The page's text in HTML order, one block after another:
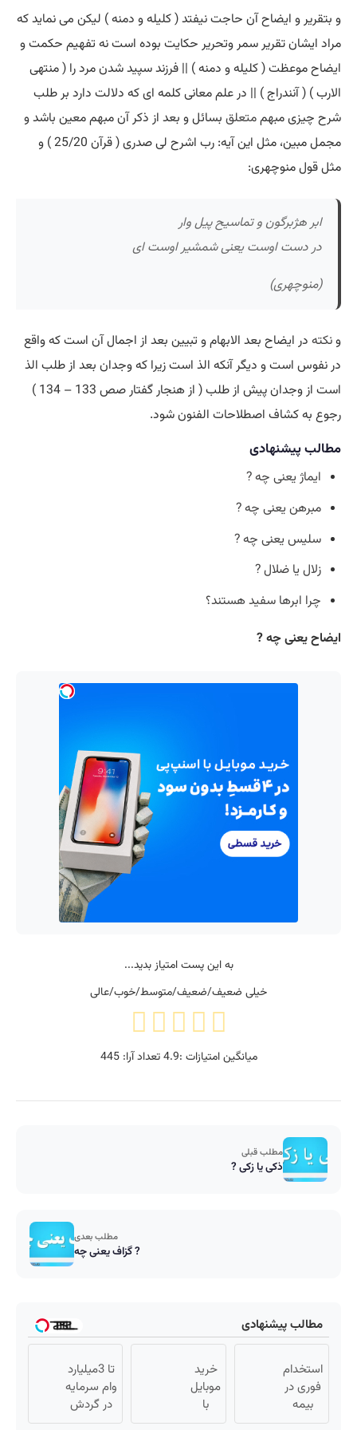
و بتقریر و ایضاح آن حاجت نیفتد ( کلیله و دمنه ) لیکن می نماید که
مراد ایشان تقریر سمر وتحریر حکایت بوده است نه تفهیم حکمت و
ایضاح موعظت ( کلیله و دمنه ) || فرزند سپید شدن مرد را ( منتهی
الارب ) ( آنندراج ) || در علم معانی کلمه ای که دلالت دارد بر طلب
شرح چیزی مبهممتعلق بسائل و بعد از ذکر آن مبهم معین باشد و
مجمل مبین، مثل این آیه: رب اشرح لی صدری ( قرآن 25/20 ) و
مثل قول منوچهری:
ابر هژبرگون و تماسیح پیل وار
در دست اوست یعنی شمشیر اوست ای
(منوچهری)
ونکته در ایضاح بعد الابهام و تبیین بعد از اجمال آن است که واقع
در نفوس است و دیگر آنکه الذ است زیرا که وجدان بعد از طلب الذ
است از وجدان پیش از طلب ( از هنجار گفتار صص 133 – 134 )
رجوع به کشاف اصطلاحات الفنون شود.
مطالب پیشنهادی
ایماژ یعنی چه ?
مبرهن یعنی چه ?
سلیس یعنی چه ?
زلال یا ضلال ?
چرا ابرها سفید هستند؟
ایضاح یعنی چه ?
به این پست امتیاز بدید...
خیلی ضعیف/ضعیف/متوسط/خوب/عالی
میانگین امتیازات :4.9تعداد آرا:445
مطلب قبلی
ذکی یا زکی ?
مطلب بعدی
گزاف یعنی چه ?
مطالب پیشنهادی
استخدام
فوری در
بیمه
سامان‼️‼️
خرید
موبایل
با
اسنپ
تا 3میلیارد
وام سرمایه
در گردش
فروشندگان